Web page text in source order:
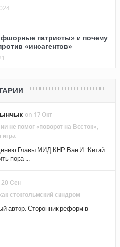
патриоты» и почему
«иноагентов»
on 17 Окт
не помог «поворот на Восток»,
игра
Главы МИД КНР Ван И "Китай
пора ...
20 Сен
стокгольмский синдром
автор. Сторонник реформ в